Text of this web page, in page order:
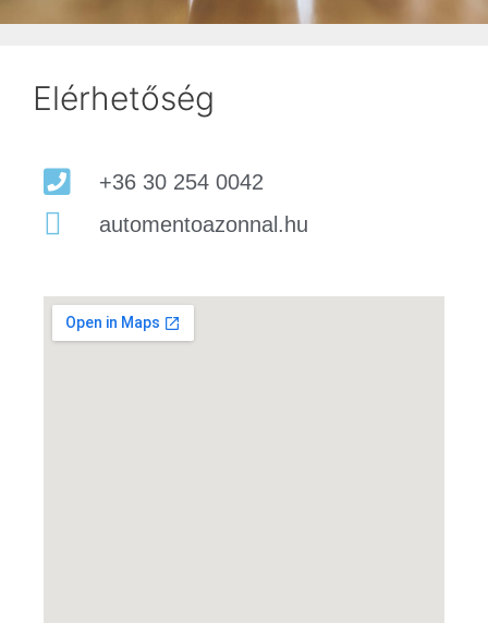
Elérhetőség
+36 30 254 0042
automentoazonnal.hu